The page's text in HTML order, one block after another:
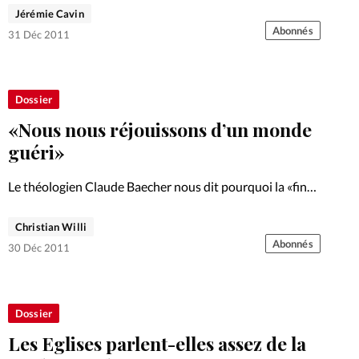
paradis, que signifie l’expression «nouvelle…
Jérémie Cavin
31 Déc 2011
Abonnés
Dossier
«Nous nous réjouissons d’un monde
guéri»
Le théologien Claude Baecher nous dit pourquoi la «fin»
promesse la plus forte, Dieu fera toute chose nouvelle.
Cet article fait partie de notre Gros Plan…
Christian Willi
30 Déc 2011
Abonnés
Dossier
Les Eglises parlent-elles assez de la